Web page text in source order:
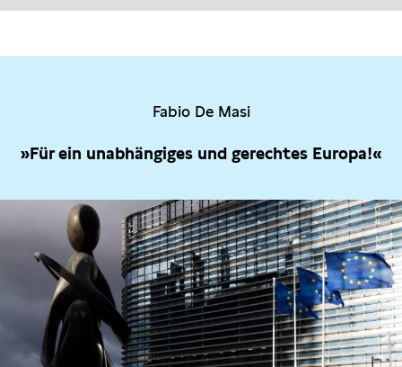
Fabio De Masi
»Für ein unabhängiges und gerechtes Europa!«